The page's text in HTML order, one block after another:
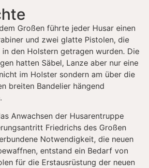
Großen führte jeder Husar einen
und zwei glatte Pistolen, die
den Holstern getragen wurden. Die
hatten Säbel, Lanze aber nur eine
im Holster sondern am über die
breiten Bandelier hängend
Anwachsen der Husarentruppe
Friedrichs des Großen
Notwendigkeit, die neuen
entstand ein Bedarf von
für die Erstausrüstung der neuen